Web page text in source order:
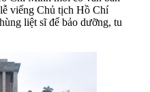
viếng Chủ tịch Hồ Chí
liệt sĩ để bảo dưỡng, tu